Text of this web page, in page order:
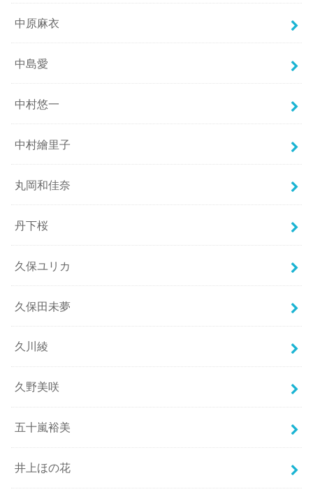
中原麻衣
中島愛
中村悠一
中村繪里子
丸岡和佳奈
丹下桜
久保ユリカ
久保田未夢
久川綾
久野美咲
五十嵐裕美
井上ほの花